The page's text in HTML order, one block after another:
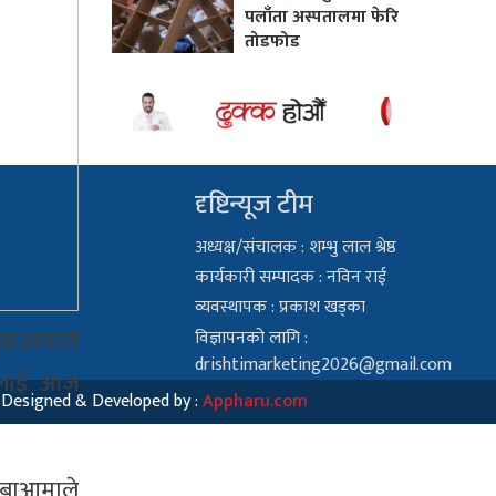
आज
पलाँता अस्पतालमा फेरि
तोडफोड
दृष्टिन्यूज टीम
अध्यक्ष/संचालक : शम्भु लाल श्रेष्ठ
कार्यकारी सम्पादक : नविन राई
व्यवस्थापक : प्रकाश खड्का
विज्ञापनको लागि :
drishtimarketing2026@gmail.com
Designed & Developed by :Appharu.com